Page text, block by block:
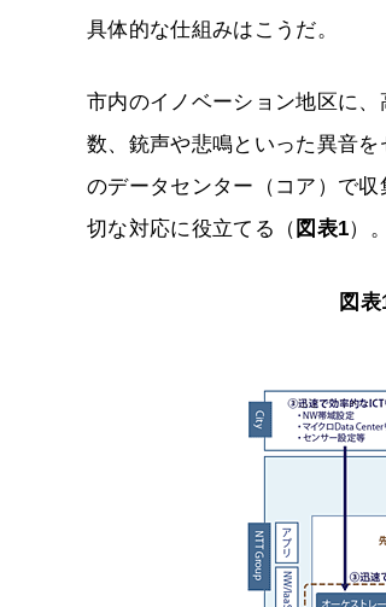
具体的な仕組みはこうだ。
市内のイノベーション地区に
数、銃声や悲鳴といった異音
のデータセンター（コア）で
切な対応に役立てる（ 図表1）。
図